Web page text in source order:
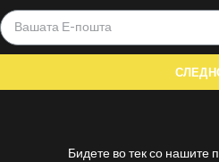
Бидете во тек со нашите